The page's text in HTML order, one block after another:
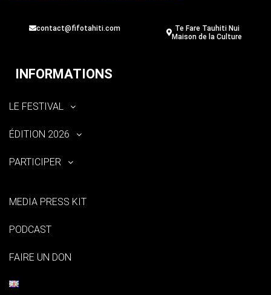
contact@fifotahiti.com
Te Fare Tauhiti Nui
Maison de la Culture
INFORMATIONS
LE FESTIVAL
ÉDITION 2026
PARTICIPER
MEDIA PRESS KIT
PODCAST
FAIRE UN DON